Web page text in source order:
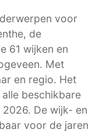
voor
de
61 wijken en
Met
en regio. Het
beschikbare
De wijk- en
voor de jaren